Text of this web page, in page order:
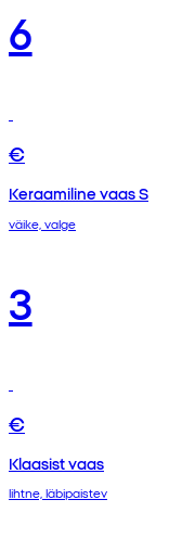
6
€
Keraamiline vaas S
väike, valge
3
€
Klaasist vaas
lihtne, läbipaistev